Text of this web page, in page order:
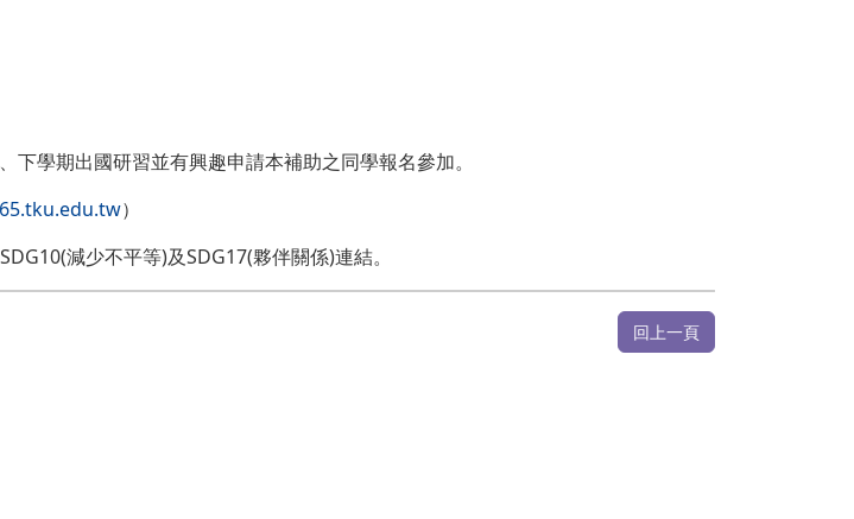
學期出國研習並有興趣申請本補助之同學報名參加。
）
減少不平等)及SDG17(夥伴關係)連結。
回上一頁